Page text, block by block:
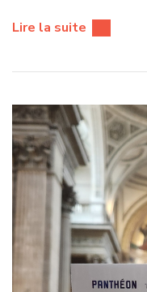
Lire la suite